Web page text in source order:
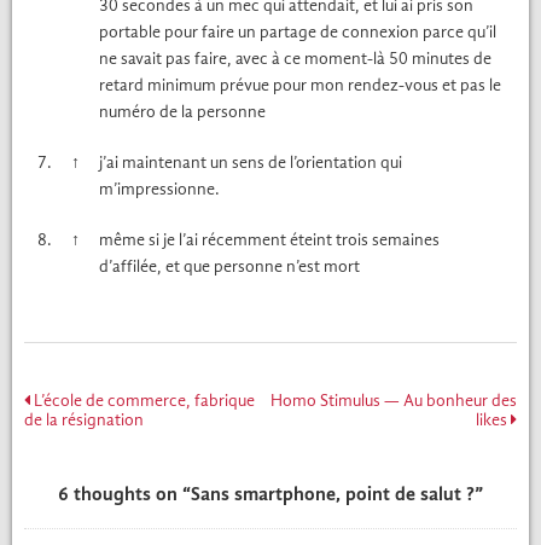
30 sec­on­des à un mec qui attendait, et lui ai pris son
portable pour faire un partage de con­nex­ion parce qu’il
ne savait pas faire, avec à ce moment-là 50 min­utes de
retard min­i­mum prévue pour mon ren­dez-vous et pas le
numéro de la per­son­ne
7. ↑
j’ai main­tenant un sens de l’orientation qui
m’impressionne.
8. ↑
même si je l’ai récem­ment éteint trois semaines
d’affilée, et que per­son­ne n’est mort
Navigation
L’école de commerce, fabrique
de la résignation
Homo Stimulus — Au bonheur des
likes
6 thoughts on “Sans smartphone, point de salut ?”